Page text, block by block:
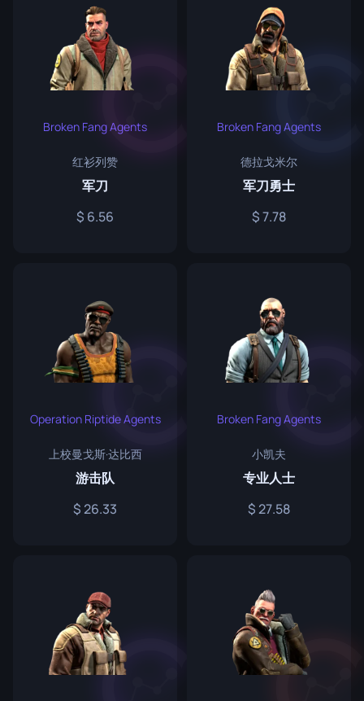
Broken Fang Agents
红衫列赞
军刀
6.56
Broken Fang Agents
德拉戈米尔
军刀勇士
7.78
Operation Riptide Agents
上校曼戈斯·达比西
游击队
26.33
Broken Fang Agents
小凯夫
专业人士
27.58